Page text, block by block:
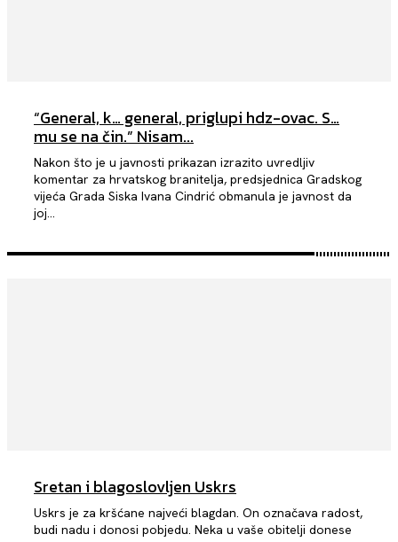
“General, k… general, priglupi hdz-ovac. S…
mu se na čin.” Nisam...
Nakon što je u javnosti prikazan izrazito uvredljiv
komentar za hrvatskog branitelja, predsjednica Gradskog
vijeća Grada Siska Ivana Cindrić obmanula je javnost da
joj...
Sretan i blagoslovljen Uskrs
Uskrs je za kršćane najveći blagdan. On označava radost,
budi nadu i donosi pobjedu. Neka u vaše obitelji donese